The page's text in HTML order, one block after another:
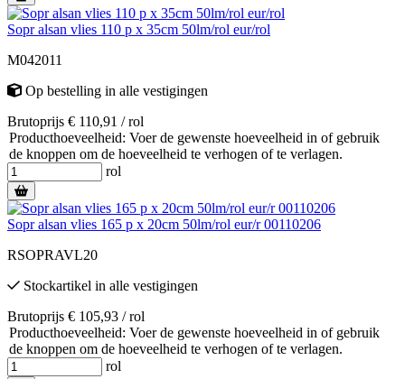
Sopr alsan vlies 110 p x 35cm 50lm/rol eur/rol
M042011
Op bestelling in alle vestigingen
Brutoprijs € 110,91 / rol
Producthoeveelheid: Voer de gewenste hoeveelheid in of gebruik
de knoppen om de hoeveelheid te verhogen of te verlagen.
rol
Sopr alsan vlies 165 p x 20cm 50lm/rol eur/r 00110206
RSOPRAVL20
Stockartikel in alle vestigingen
Brutoprijs € 105,93 / rol
Producthoeveelheid: Voer de gewenste hoeveelheid in of gebruik
de knoppen om de hoeveelheid te verhogen of te verlagen.
rol